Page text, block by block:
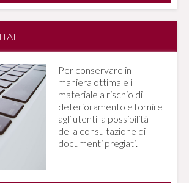
Per conservare in
maniera ottimale il
materiale a rischio di
deterioramento e fornire
agli utenti la possibilità
della consultazione di
documenti pregiati.